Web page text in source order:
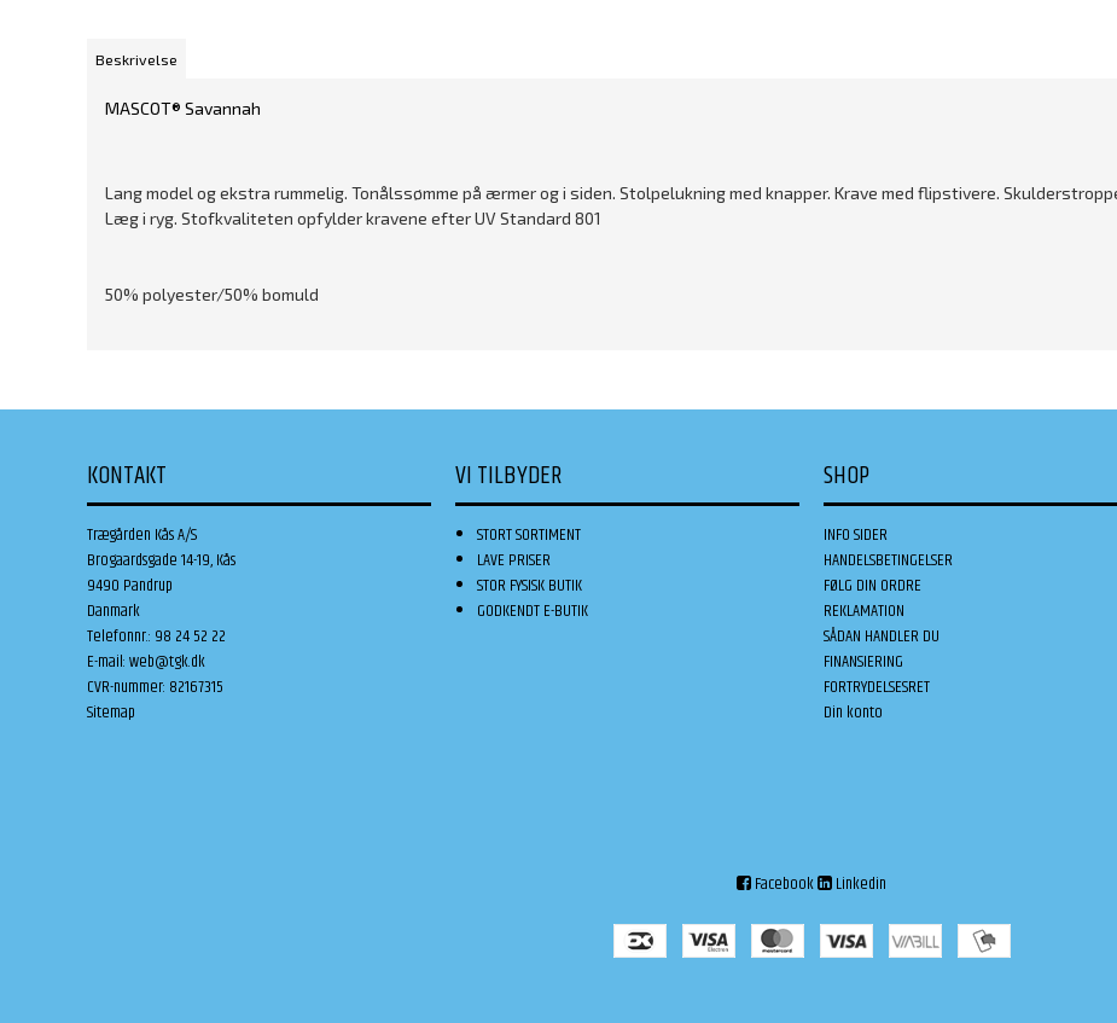
Beskrivelse
MASCOT® Savannah
Lang model og ekstra rummelig. Tonålssømme på ærmer og i siden. Stolpelukning med knapper. Krave med flipstivere.
Læg i ryg. Stofkvaliteten opfylder kravene efter UV Standard 801
50% polyester/50% bomuld
KONTAKT
Trægården Kås A/S
Brogaardsgade 14-19, Kås
9490 Pandrup
Danmark
Telefonnr.: 98 24 52 22
E-mail:web@tgk.dk
CVR-nummer: 82167315
Sitemap
VI TILBYDER
STORT SORTIMENT
LAVE PRISER
STOR FYSISK BUTIK
GODKENDT E-BUTIK
SHOP
INFO SIDER
HANDELSBETINGELSER
FØLG DIN ORDRE
REKLAMATION
SÅDAN HANDLER DU
FINANSIERING
FORTRYDELSESRET
Din konto
Facebook Linkedin